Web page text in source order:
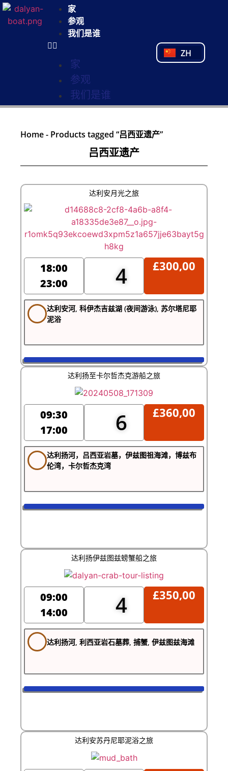
家
参观
我们是谁
家
参观
我们是谁
ZH
PT
TR
Home- Products tagged “吕西亚遗产”
吕西亚遗产
达利安月光之旅
18:00
23:00
4 £300,00
达利安河, 科伊杰吉兹湖 (夜间游泳), 苏尔塔尼耶
泥浴
达利扬至卡尔哲杰克游船之旅
09:30
17:00
6 £360,00
达利扬河，吕西亚岩墓，伊兹图祖海滩，博兹布
伦湾，卡尔哲杰克湾
达利扬伊兹图兹螃蟹船之旅
09:00
14:00
4 £350,00
达利扬河, 利西亚岩石墓葬, 捕蟹, 伊兹图兹海滩
达利安苏丹尼耶泥浴之旅